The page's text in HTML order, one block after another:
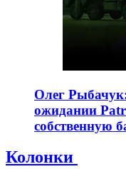
Олег
ожидании
собственную
Колонки